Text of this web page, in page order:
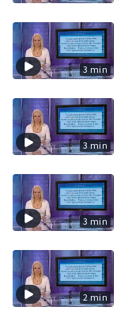
3 min
3 min
3 min
2 min